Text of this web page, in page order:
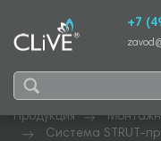
+7
Продукция
Система STRUT-